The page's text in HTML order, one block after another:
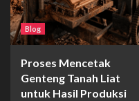
Blog
Proses Mencetak
Genteng Tanah Liat
untuk Hasil Produksi